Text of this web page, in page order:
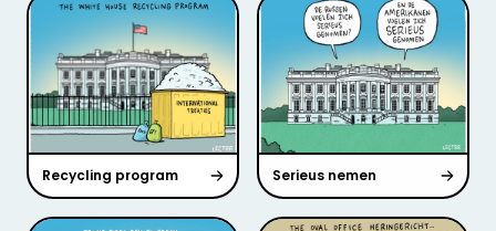
Recycling program Serieus nemen